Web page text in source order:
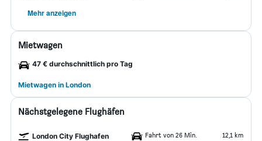
Mehr anzeigen
Mietwagen
47 € durchschnittlich pro Tag
Mietwagen in London
Nächstgelegene Flughäfen
London City Flughafen Fahrt von 26 Min. 12,1 km